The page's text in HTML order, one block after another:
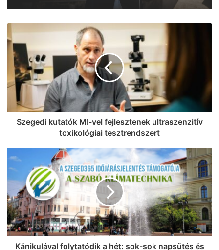
Szegedi kutatók MI-vel fejlesztenek ultraszenzitív
toxikológiai tesztrendszert
Kánikulával folytatódik a hét: sok-sok napsütés és